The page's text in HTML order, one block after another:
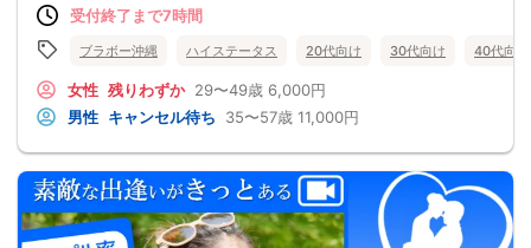
受付終了まで7時間
ブラボー沖縄 ハイステータス 20代向け 30代向け 40代向け
女性 残りわずか 29〜49歳 6,000円
男性 キャンセル待ち 35〜57歳 11,000円